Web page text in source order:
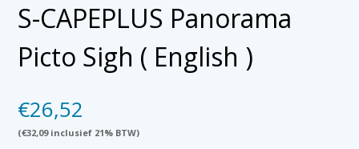
S-CAPEPLUS Panorama
Picto Sigh ( English )
€26,52
(€32,09inclusief 21% BTW)